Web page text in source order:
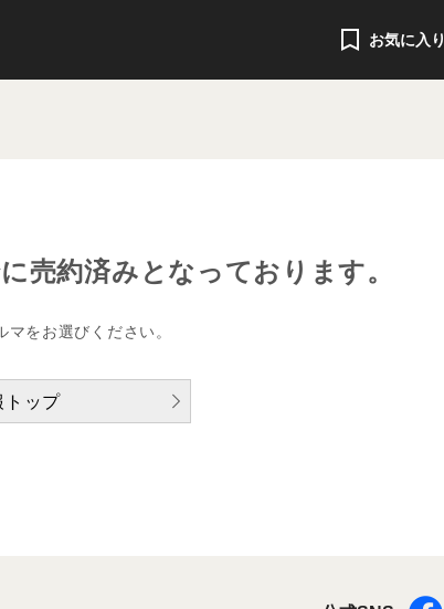
お気に入り
売約済みとなっております。
をお選びください。
トップ